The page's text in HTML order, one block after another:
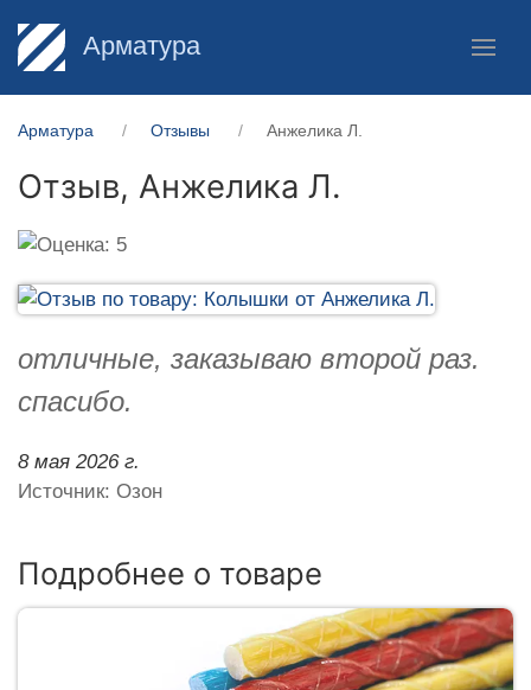
Арматура
Арматура Отзывы Анжелика Л.
Отзыв, Анжелика Л.
отличные, заказываю второй раз.
спасибо.
8 мая 2026 г.
Источник: Озон
Подробнее о товаре